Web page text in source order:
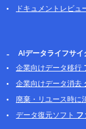
ドキュメントレビュ
AIデータライフサイ
企業向けデータ移行
企業向けデータ消去
廃棄・リユース時に
データ復元ソフト フ